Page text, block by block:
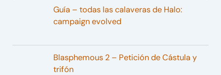
Guía – todas las calaveras de Halo:
campaign evolved
Blasphemous 2 – Petición de Cástula y
trifón